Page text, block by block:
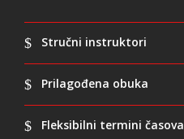
Stručni instruktori
Prilagođena obuka
Fleksibilni termini časova